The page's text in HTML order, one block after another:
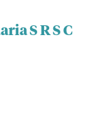
S R S C